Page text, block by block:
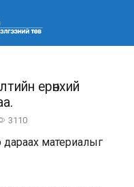
ерөнхий
3110
материалыг